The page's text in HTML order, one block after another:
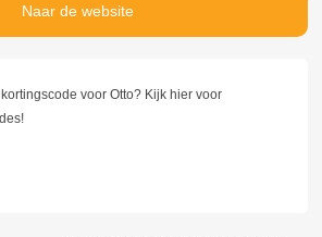
Naar de website
voor Otto? Kijk hier voor